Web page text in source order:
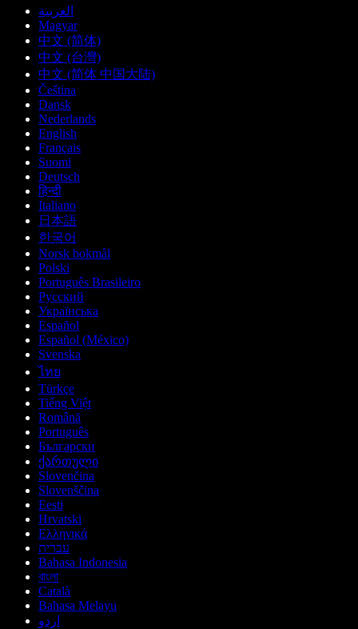
العربية
Magyar
中文 (简体)
中文 (台灣)
中文 (简体 中国大陆)
Čeština
Dansk
Nederlands
English
Français
Suomi
Deutsch
हिन्दी
Italiano
日本語
한국어
Norsk bokmål
Polski
Português Brasileiro
Русский
Українська
Español
Español (México)
Svenska
ไทย
Türkçe
Tiếng Việt
Română
Português
Български
ქართული
Slovenčina
Slovenščina
Eesti
Hrvatski
Ελληνικά
עברית
Bahasa Indonesia
বাংলা
Català
Bahasa Melayu
اردو